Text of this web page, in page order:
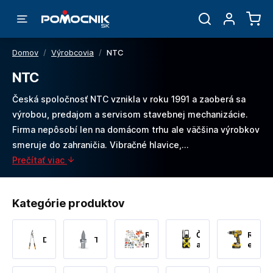
Domov / Výrobcovia / NTC
NTC
Česká spoločnosť NTC vznikla v roku 1991 a zaoberá sa
výrobou, predajom a servisom stavebnej mechanizácie.
Firma nepôsobí len na domácom trhu ale väčšina výrobkov
smeruje do zahraničia. Vibračné hlavice,…
Prečítať viac
Kategórie produktov
DualAction™ Thermdrill
Ručné
náradie
Čistenie
a
Ručné